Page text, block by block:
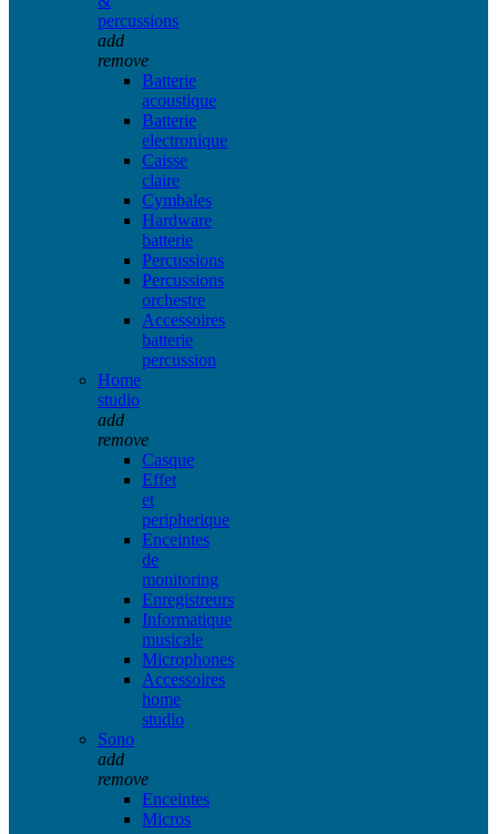
percussions
add
remove
Batterie
acoustique
Batterie
electronique
Caisse
claire
Cymbales
Hardware
batterie
Percussions
Percussions
orchestre
Accessoires
batterie
percussion
Home
studio
add
remove
Casque
Effet
et
peripherique
Enceintes
de
monitoring
Enregistreurs
Informatique
musicale
Microphones
Accessoires
home
studio
Sono
add
remove
Enceintes
Micros